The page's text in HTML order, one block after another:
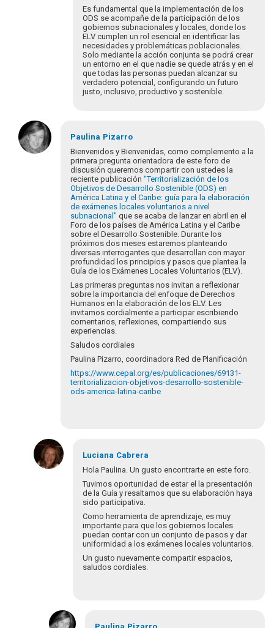
Es fundamental que la implementación de los
ODS se acompañe de la participación de los
gobiernos subnacionales y locales, donde los
ELV cumplen un rol esencial en identificar las
necesidades y problemáticas poblacionales.
Solo mediante la acción conjunta se podrá crear
un entorno en el que nadie se quede atrás y en el
que todas las personas puedan alcanzar su
verdadero potencial, configurando un futuro
justo, inclusivo, productivo y sostenible.
En
respuesta
a
¡Bienvenidos
bienvenidas
Hopenhayn
Paulina Pizarro
Bienvenidos y Bienvenidas, como complemento a la
primera pregunta orientadora de este foro de
discusión queremos compartir con ustedes la
reciente publicación "Territorialización de los
Objetivos de Desarrollo Sostenible (ODS) en
América Latina y el Caribe: guía para la elaboración
de exámenes locales voluntarios a nivel
subnacional" que se acaba de lanzar en abril en el
Foro de los países de América Latina y el Caribe
sobre el Desarrollo Sostenible. Durante los
próximos dos meses estaremos planteando
diversas interrogantes que desarrollan con mayor
profundidad los principios y pasos que plantea la
Guía de los Exámenes Locales Voluntarios (ELV).
Las primeras preguntas nos invitan a reflexionar
sobre la importancia del enfoque de Derechos
Humanos en la elaboración de los ELV. Les
invitamos cordialmente a participar escribiendo
comentarios, reflexiones, compartiendo sus
experiencias.
Saludos cordiales
Paulina Pizarro, coordinadora Red de Planificación
https://www.cepal.org/es/publicaciones/69131-
territorializacion-objetivos-desarrollo-sostenible-
ods-america-latina-caribe
Luciana Cabrera
Hola Paulina. Un gusto encontrarte en este foro.
Tuvimos oportunidad de estar el la presentación
de la Guía y resaltamos que su elaboración haya
sido participativa.
Como herramienta de aprendizaje, es muy
importante para que los gobiernos locales
puedan contar con un conjunto de pasos y dar
uniformidad a los exámenes locales voluntarios.
Un gusto nuevamente compartir espacios,
saludos cordiales.